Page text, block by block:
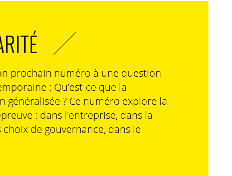
prochain numéro à une question
: Qu’est-ce que la
généralisée ? Ce numéro explore la
: dans l’entreprise, dans la
de gouvernance, dans le